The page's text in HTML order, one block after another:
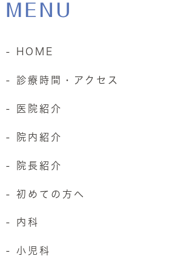
MENU
- HOME
- 診療時間・アクセス
- 医院紹介
- 院内紹介
- 院長紹介
- 初めての方へ
- 内科
- 小児科